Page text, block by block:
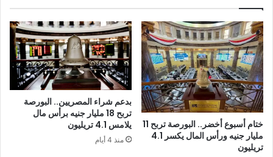
ختام أسبوع أخضر.. البورصة تربح 11
مليار جنيه ورأس المال يكسر 4.1
تريليون
بدعم شراء المصريين.. البورصة
تربح 18 مليار جنيه برأس مال
يلامس 4.1 تريليون
منذ 4 أيام